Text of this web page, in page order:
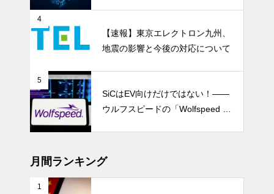
4
【速報】東京エレクトロン九州、
地震の影響と今後の対応について
5
SiCはEV向けだけではない！――
ウルフスピードの「Wolfspeed G
月間ランキング
1